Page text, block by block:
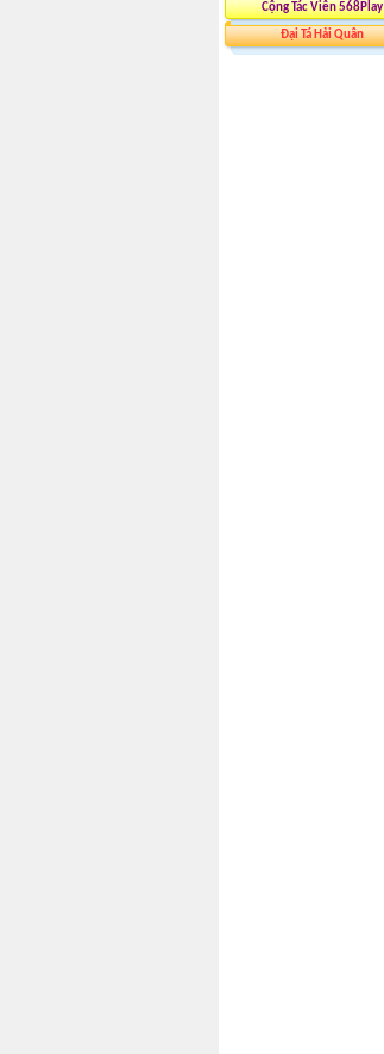
Cộng Tác Viên 568Play
Đại Tá Hải Quân